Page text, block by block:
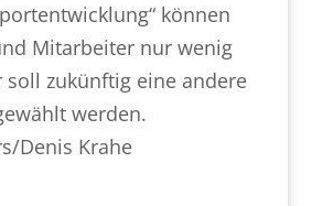
können
Mitarbeiter nur wenig
soll zukünftig eine andere
werden.
Denis Krahe